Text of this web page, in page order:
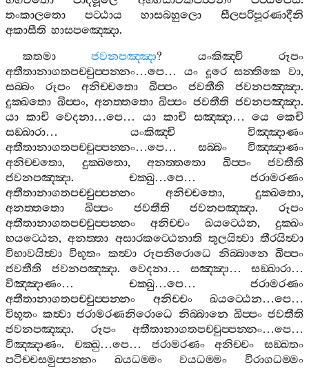
තංකාලතො
පට‍්ඨාය හාසබහුලො
සීලපරිපූරණාදීනි
අකාසීති හාසපඤ‍්ඤො.
කතමා
ජවනපඤ‍්ඤා?යංකිඤ‍්චි
රූපං
අතීතානාගතපච‍්චුප‍්පන‍්නං…පෙ… යං දූරෙ සන‍්තිකෙ වා,
සබ‍්බං
රූපං අනිච‍්චතො ඛිප‍්පං ජවතීති ජවනපඤ‍්ඤා.
දුක‍්ඛතො ඛිප‍්පං, අනත‍්තතො ඛිප‍්පං ජවතීති ජවනපඤ‍්ඤා.
යා කාචි වෙදනා…පෙ…යා කාචි සඤ‍්ඤා…යෙ
කෙචි
සඞ‍්ඛාරා… යංකිඤ‍්චි
විඤ‍්ඤාණං
අතීතානාගතපච‍්චුප‍්පන‍්නං…පෙ… සබ‍්බං
විඤ‍්ඤාණං
අනිච‍්චතො, දුක‍්ඛතො, අනත‍්තතො ඛිප‍්පං
ජවතීති
ජවනපඤ‍්ඤා. චක‍්ඛු…පෙ… ජරාමරණං
අතීතානාගතපච‍්චුප‍්පන‍්නං
අනිච‍්චතො, දුක‍්ඛතො,
අනත‍්තතො
ඛිප‍්පං ජවතීති ජවනපඤ‍්ඤා. රූපං
අතීතානාගතපච‍්චුප‍්පන‍්නං
අනිච‍්චං ඛයට‍්ඨෙන, දුක‍්ඛං
භයට‍්ඨෙන,අනත‍්තා අසාරකට‍්ඨෙනාති තුලයිත්‍වා තීරයිත්‍වා
විභාවයිත්‍වා විභූතං කත්‍වා රූපනිරොධෙ නිබ‍්බානෙ ඛිප‍්පං
ජවතීති
ජවනපඤ‍්ඤා. වෙදනා… සඤ‍්ඤා… සඞ‍්ඛාරා…
විඤ‍්ඤාණං… චක‍්ඛු…පෙ… ජරාමරණං
අතීතානාගතපච‍්චුප‍්පන‍්නං
අනිච‍්චං ඛයට‍්ඨෙන…පෙ…
විභූතං කත්‍වා ජරාමරණනිරොධෙ නිබ‍්බානෙ ඛිප‍්පං ජවතීති
ජවනපඤ‍්ඤා. රූපං අතීතානාගතපච‍්චුප‍්පන‍්නං…පෙ…
විඤ‍්ඤාණං. චක‍්ඛු…පෙ… ජරාමරණං අනිච‍්චං
සඞ‍්ඛතං
පටිච‍්චසමුප‍්පන‍්නං
ඛයධම‍්මං වයධම‍්මං
විරාගධම‍්මං